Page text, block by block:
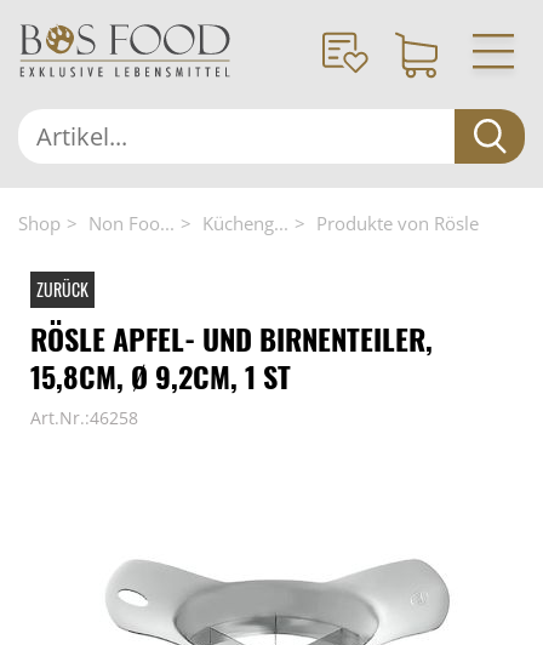
Shop Non Foo... Kücheng... Produkte von Rösle
ZURÜCK
RÖSLE APFEL- UND BIRNENTEILER,
15,8CM, Ø 9,2CM, 1 ST
Art.Nr.:46258